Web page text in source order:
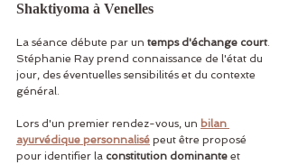
Shaktiyoma à Venelles
La séance débute par un temps d'échange court.
Stéphanie Ray prend connaissance de l'état du
jour, des éventuelles sensibilités et du contexte
général.
Lors d'un premier rendez-vous, un bilan
ayurvédique personnalisé peut être proposé
pour identifier la constitution dominante et